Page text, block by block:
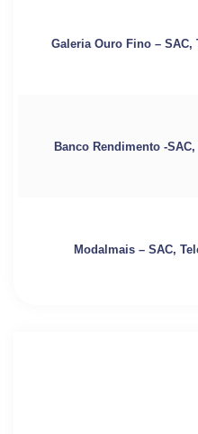
Galeria Ouro Fino – SAC,
Banco Rendimento -
Modalmais – SAC,